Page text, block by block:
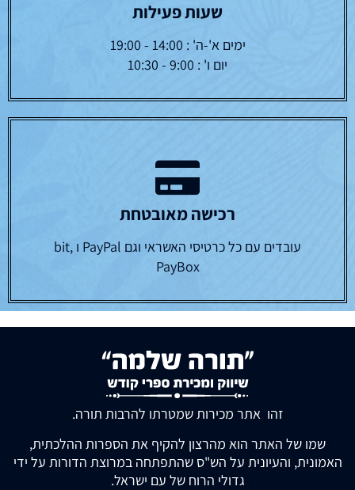
שעות פעילות
ימים א'-ה' : 14:00 - 19:00
יום ו' : 9:00 - 10:30
רכישה מאובטחת
עובדים עם כל כרטיסי האשראי וגם PayPal ו bit,
PayBox
זהו אתר מכירות שמטרתו להרבות תורה.
שמו של האתר הוא מהרצון להקיף את הספרות ההלכתית,
האמונית, והעיונית על הש"ס שהתפתחה במרוצת הדורות על ידי
גדולי הרוח של עם ישראל.